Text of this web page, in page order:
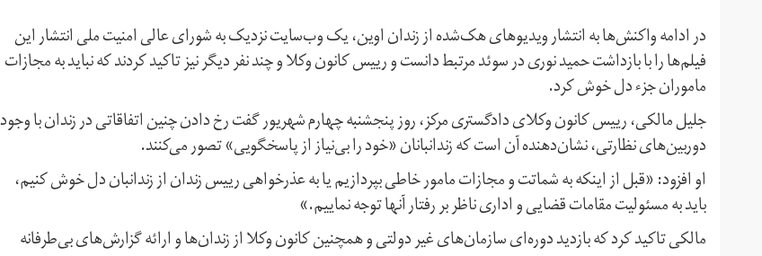
در ادامه واکنش‌ها به انتشار ویدیوهای هک‌شده از زندان اوین، یک وب‌سایت نزدیک به شورای عالی امنیت ملی انتشار این
فیلم‌ها را با بازداشت حمید نوری در سوئد مرتبط دانست و رییس کانون وکلا و چند نفر دیگر نیز تاکید کردند که نباید به مجازات
ماموران جزء دل خوش کرد.
جلیل مالکی، رییس کانون وکلای دادگستری مرکز، روز پنجشنبه چهارم شهریور گفت رخ دادن چنین اتفاقاتی در زندان با وجود
دوربین‌های نظارتی، نشان‌دهنده آن است که زندانبانان «خود را بی‌نیاز از پاسخگویی» تصور می‌کنند.
او افزود: «قبل از اینکه به شماتت و مجازات مامور خاطی بپردازیم یا به عذرخواهی رییس زندان از زندانبان دل خوش کنیم،
باید به مسئولیت مقامات قضایی و اداری ناظر بر رفتار آنها توجه نماییم.»
مالکی تاکید کرد که بازدید دوره‌ای سازمان‌های غیر دولتی و همچنین کانون وکلا از زندان‌ها و ارائه گزارش‌های بی‌طرفانه